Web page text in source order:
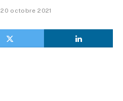
20 octobre 2021